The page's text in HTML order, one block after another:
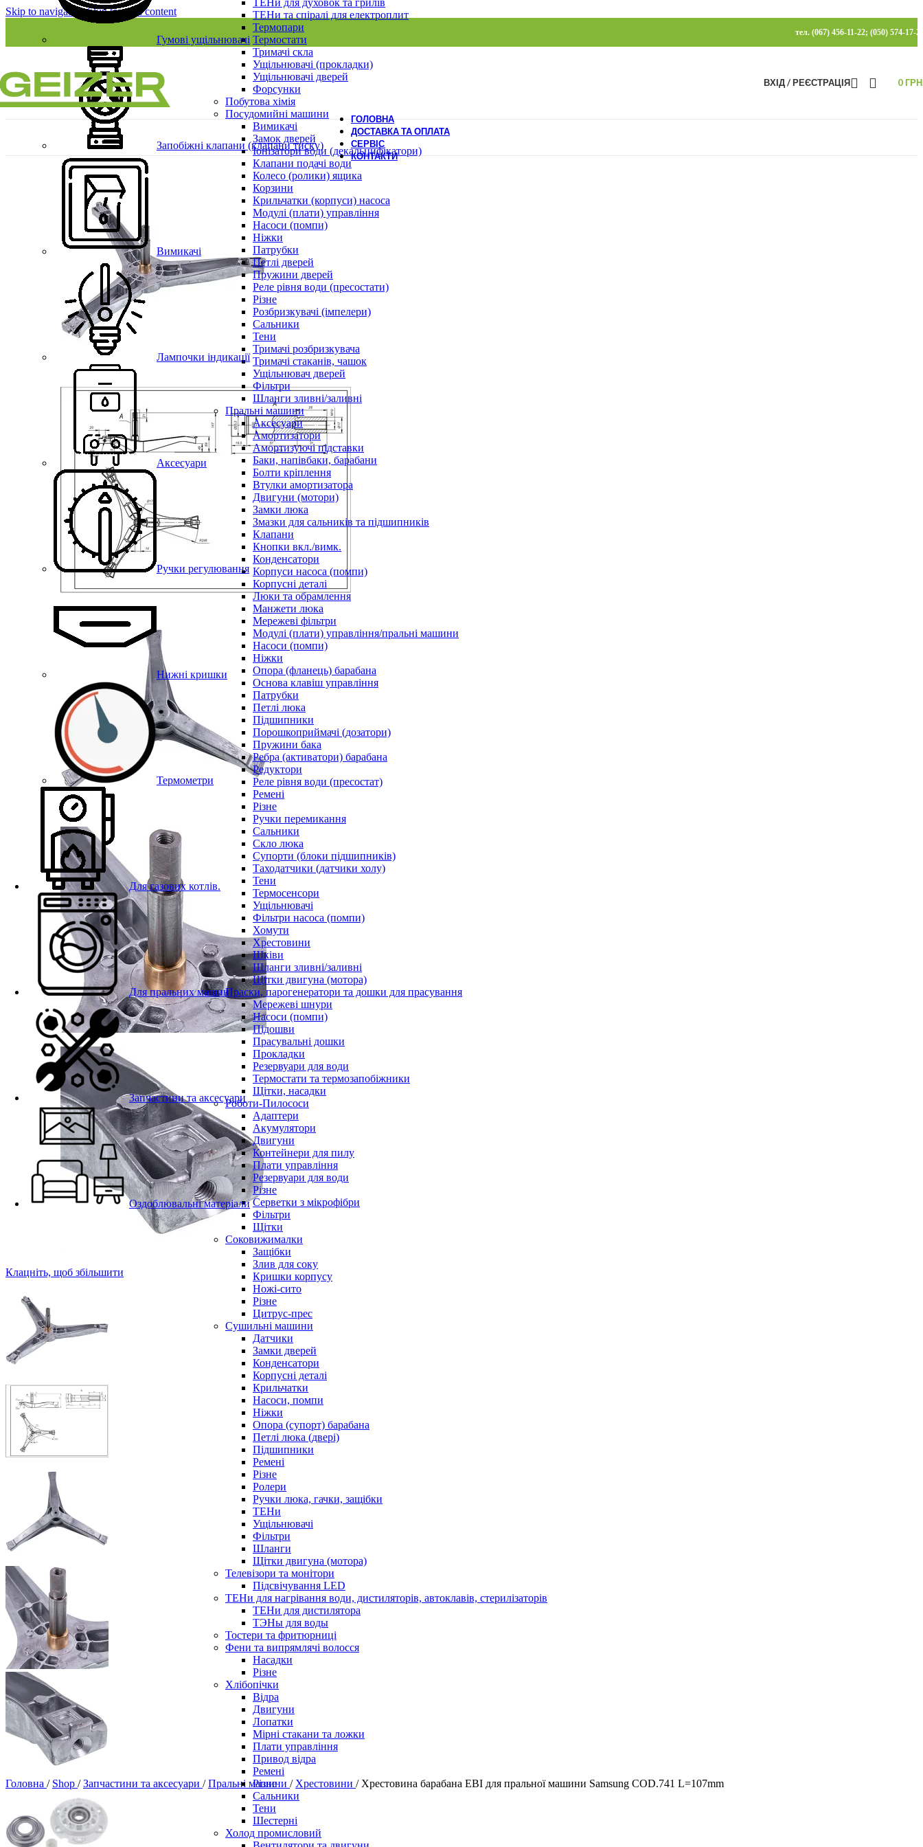
Skip to navigationSkip to main content
тел. (067) 456-11-22; (050) 574-17-
ТЕНи та спіралі для електроплит
Термопари
Термостати
Тримачі скла
Ущільнювачі (прокладки)
Ущільнювачі дверей
Форсунки
Побутова хімія
Посудомийні машини
Вимикачі
Замок дверей
Іонізатори води (декальцифікатори)
Клапани подачі води
Колесо (ролики) ящика
Корзини
Крильчатки (корпуси) насоса
Модулі (плати) управління
Насоси (помпи)
Ніжки
Патрубки
Петлі дверей
Пружини дверей
Реле рівня води (пресостати)
Різне
Розбризкувачі (імпелери)
Сальники
Тени
Тримачі розбризкувача
Тримачі стаканів, чашок
Ущільнювач дверей
Фільтри
Шланги зливні/заливні
Пральні машини
Аксесуари
Амортизатори
Амортизуючі підставки
Баки, напівбаки, барабани
Болти кріплення
Втулки амортизатора
Двигуни (мотори)
Замки люка
Змазки для сальників та підшипників
Клапани
Кнопки вкл./вимк.
Конденсатори
Корпуси насоса (помпи)
Корпусні деталі
Люки та обрамлення
Манжети люка
Мережеві фільтри
Модулі (плати) управління/пральні машини
Насоси (помпи)
Ніжки
Опора (фланець) барабана
Основа клавіш управління
Патрубки
Петлі люка
Підшипники
Порошкоприймачі (дозатори)
Пружини бака
Ребра (активатори) барабана
Редуктори
Реле рівня води (пресостат)
Ремені
Різне
Ручки перемикання
Сальники
Скло люка
Супорти (блоки підшипників)
Таходатчики (датчики холу)
Тени
Термосенсори
Ущільнювачі
Фільтри насоса (помпи)
Хомути
Хрестовини
Шківи
Шланги зливні/заливні
Щітки двигуна (мотора)
Праски, парогенератори та дошки для прасування
Мережеві шнури
Насоси (помпи)
Підошви
Прасувальні дошки
Прокладки
Резервуари для води
Термостати та термозапобіжники
Щітки, насадки
Роботи-Пилососи
Адаптери
Акумулятори
Двигуни
Контейнери для пилу
Плати управління
Резервуари для води
Різне
Серветки з мікрофібри
Фільтри
Щітки
Соковижималки
Защібки
Злив для соку
Кришки корпусу
Ножі-сито
Різне
Цитрус-прес
Сушильні машини
Датчики
Замки дверей
Конденсатори
Корпусні деталі
Крильчатки
Насоси, помпи
Ніжки
Опора (супорт) барабана
Петлі люка (двері)
Підшипники
Ремені
Різне
Ролери
Ручки люка, гачки, защібки
ТЕНи
Ущільнювачі
Фільтри
Шланги
Щітки двигуна (мотора)
Телевізори та монітори
Підсвічування LED
ТЕНи для нагрівання води, дистиляторів, автоклавів, стерилізаторів
ТЕНи для дистилятора
ТЭНы для воды
Тостери та фритюрниці
Фени та випрямлячі волосся
Насадки
Різне
Хлібопічки
Відра
Двигуни
Лопатки
Мірні стакани та ложки
Плати управління
Привод відра
Ремені
Різне
Сальники
Тени
Шестерні
Холод промисловий
ВХІД / РЕЄСТРАЦІЯ 0
Гумові ущільнювачі
Запобіжні клапани (клапани тиску)
Вимикачі
Лампочки індикації
Аксесуари
Ручки регулювання
Нижні кришки
Термометри
Для газових котлів.
Для пральних машин
Запчастини та аксесуари
Оздоблювальні матеріали
ГОЛОВНА
ДОСТАВКА ТА ОПЛАТА
СЕРВІС
КОНТАКТИ
Клацніть, щоб збільшити
Головна / Shop / Запчастини та аксесуари / Пральні машини / Хрестовини / Хрестовина барабана EBI для пральної машини Samsung COD.741 L=107mm